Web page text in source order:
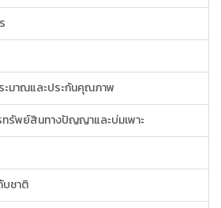
ะมาณและประกันคุณภาพ
ทรัพย์สินทางปัญญาและบ่มเพาะ
บชาติ